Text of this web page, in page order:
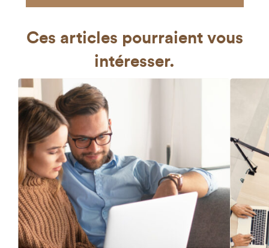
Ces articles pourraient vous
intéresser.